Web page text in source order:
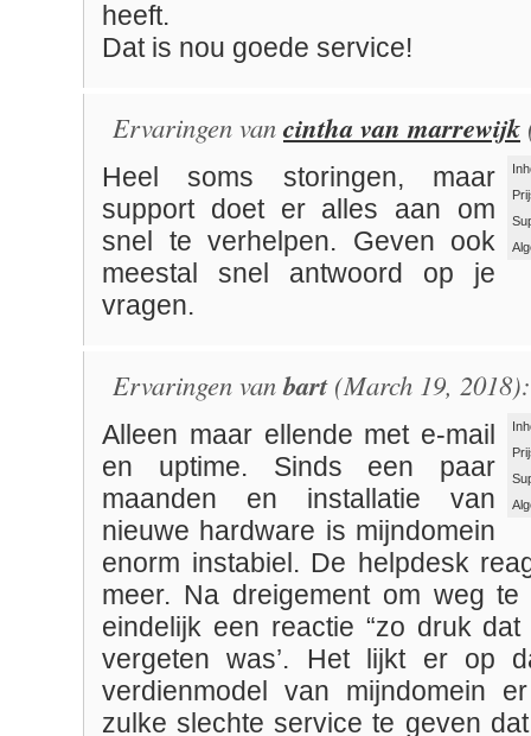
heeft.
Dat is nou goede service!
Ervaringen van cintha van marrewijk
Heel soms storingen, maar
support doet er alles aan om
snel te verhelpen. Geven ook
meestal snel antwoord op je
vragen.
Ervaringen vanbart(March 19, 2018):
Alleen maar ellende met e-mail
en uptime. Sinds een paar
maanden en installatie van
nieuwe hardware is mijndomein
enorm instabiel. De helpdesk
meer. Na dreigement om weg
eindelijk een reactie “zo druk
vergeten was’. Het lijkt er op
verdienmodel van mijndomein
zulke slechte service te geven